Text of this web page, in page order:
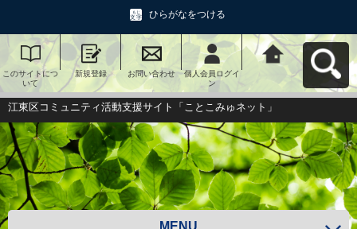
ひらがなをつける
このサイトにつ
いて
新規登録 お問い合わせ
個人会員ログイ
ン
江東区コミュニ
ティ活動支援サ
イト「ことこみ
ゅネット」へ戻
る
江東区コミュニティ活動支援サイト「ことこみゅネット」
MENU